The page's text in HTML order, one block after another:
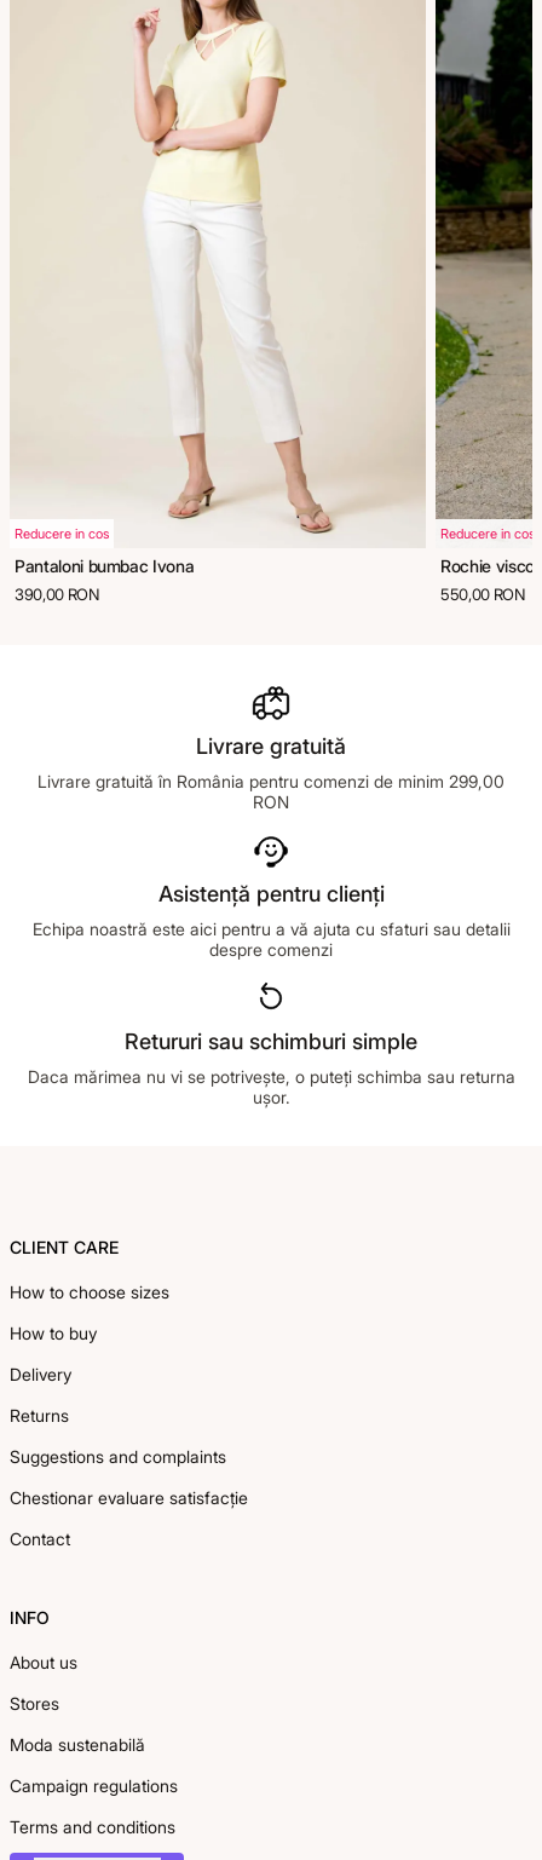
Reducere in cos
Pantaloni bumbac Ivona
390,00 RON
Reducere in cos
Rochie
550,00 RON
Livrare gratuită
Livrare gratuită în România pentru comenzi de minim 299,00
RON
Asistență pentru clienți
Echipa noastră este aici pentru a vă ajuta cu sfaturi sau detalii
despre comenzi
Retururi sau schimburi simple
Daca mărimea nu vi se potrivește, o puteți schimba sau returna
ușor.
CLIENT CARE
How to choose sizes
How to buy
Delivery
Returns
Suggestions and complaints
Chestionar evaluare satisfacție
Contact
INFO
About us
Stores
Moda sustenabilă
Campaign regulations
Terms and conditions